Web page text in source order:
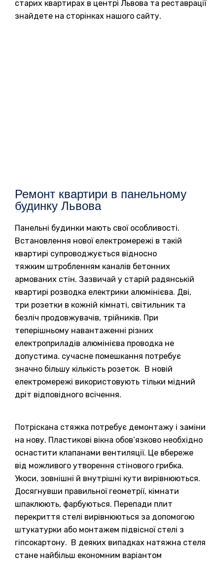
старих квартирах в центрі Львова та реставрації
знайдете на сторінках нашого сайту.
Ремонт квартири в панельному
будинку Львова
Панельні будинки мають свої особливості.
Встановлення нової електромережі в такій
квартирі супроводжується відносно
тяжким штробленням каналів бетонних
армованих стін. Зазвичай у старій радянській
квартирі розводка електрики алюмінієва. Дві,
три розетки в кожній кімнаті, світильник та
безліч продовжувачів, трійників. При
теперішньому навантаженні різних
електроприладів алюмінієва проводка не
допустима. сучасне помешкання потребує
значно більшу кількість розеток. В новій
електромережі використовують тільки мідний
дріт відповідного всічення.
Потріскана стяжка потребує демонтажу і заміни
на нову. Пластикові вікна обов’язково необхідно
оснастити клапанами вентиляції. Це вбереже
від можливого утворення стінового грибка.
Укоси, зовнішні й внутрішні кути вирівнюються.
Досягнувши правильної геометрії, кімнати
шпаклюють, фарбуються. Перепади плит
перекриття стелі вирівнюються за допомогою
штукатурки або монтажем підвісної стелі з
гіпсокартону. В деяких випадках натяжна стеля
стане найбільш економним варіантом